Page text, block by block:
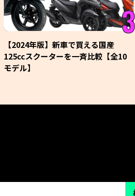
3
【2024年版】新車で買える国産
125ccスクーターを一斉比較【全10
モデル】